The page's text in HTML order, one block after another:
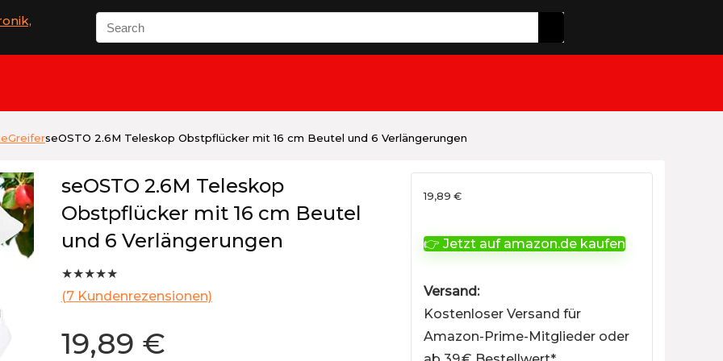
Search
for:
GreiferseOSTO 2.6M Teleskop Obstpflücker mit 16 cm Beutel und 6 Verlängerungen
seOSTO 2.6M Teleskop
Obstpflücker mit 16 cm Beutel
und 6 Verlängerungen
★★★★★
(7Kundenrezensionen)
19,89 €
19,89 €
👉 Jetzt auf amazon.de kaufen
Versand:
Kostenloser Versand für
Amazon-Prime-Mitglieder oder